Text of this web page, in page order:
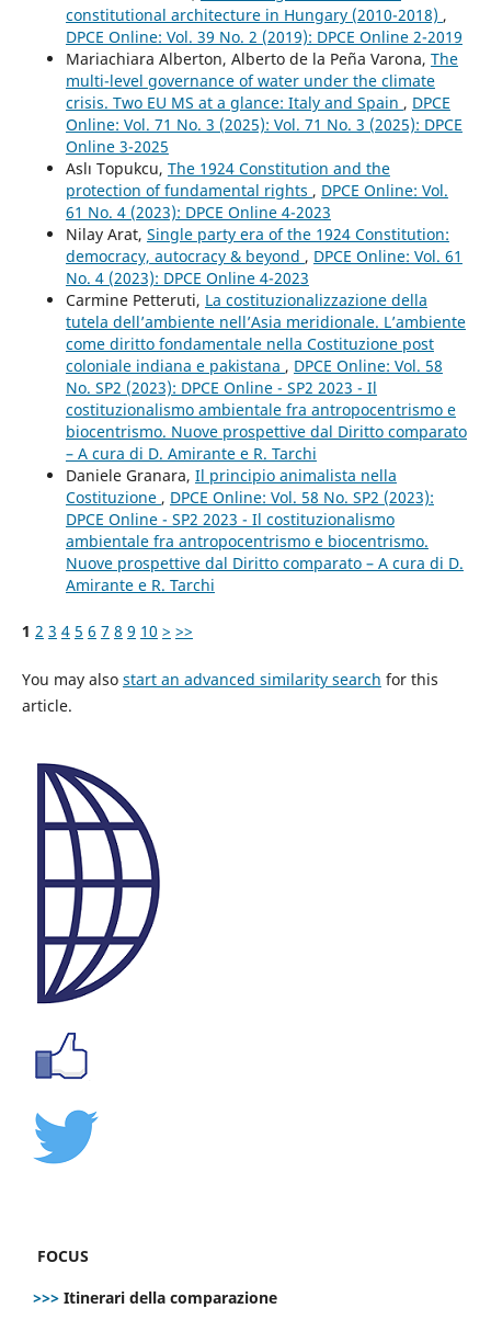
constitutional architecture in Hungary (2010-2018) ,
DPCE Online: Vol. 39 No. 2 (2019): DPCE Online 2-2019
Mariachiara Alberton, Alberto de la Peña Varona, The
multi-level governance of water under the climate
crisis. Two EU MS at a glance: Italy and Spain , DPCE
Online: Vol. 71 No. 3 (2025): Vol. 71 No. 3 (2025): DPCE
Online 3-2025
Aslı Topukcu, The 1924 Constitution and the
protection of fundamental rights , DPCE Online: Vol.
61 No. 4 (2023): DPCE Online 4-2023
Nilay Arat, Single party era of the 1924 Constitution:
democracy, autocracy & beyond , DPCE Online: Vol. 61
No. 4 (2023): DPCE Online 4-2023
Carmine Petteruti, La costituzionalizzazione della
tutela dell’ambiente nell’Asia meridionale. L’ambiente
come diritto fondamentale nella Costituzione post
coloniale indiana e pakistana , DPCE Online: Vol. 58
No. SP2 (2023): DPCE Online - SP2 2023 - Il
costituzionalismo ambientale fra antropocentrismo e
biocentrismo. Nuove prospettive dal Diritto comparato
– A cura di D. Amirante e R. Tarchi
Daniele Granara, Il principio animalista nella
Costituzione , DPCE Online: Vol. 58 No. SP2 (2023):
DPCE Online - SP2 2023 - Il costituzionalismo
ambientale fra antropocentrismo e biocentrismo.
Nuove prospettive dal Diritto comparato – A cura di D.
Amirante e R. Tarchi
1 2 3 4 5 6 7 8 9 10 > >>
You may also start an advanced similarity search for this
article.
FOCUS
>>> Itinerari della comparazione